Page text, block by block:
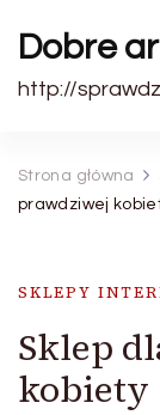
Dobre
http://
Strona główna
prawdziwej
SKLEPY
Sklep
kobiety